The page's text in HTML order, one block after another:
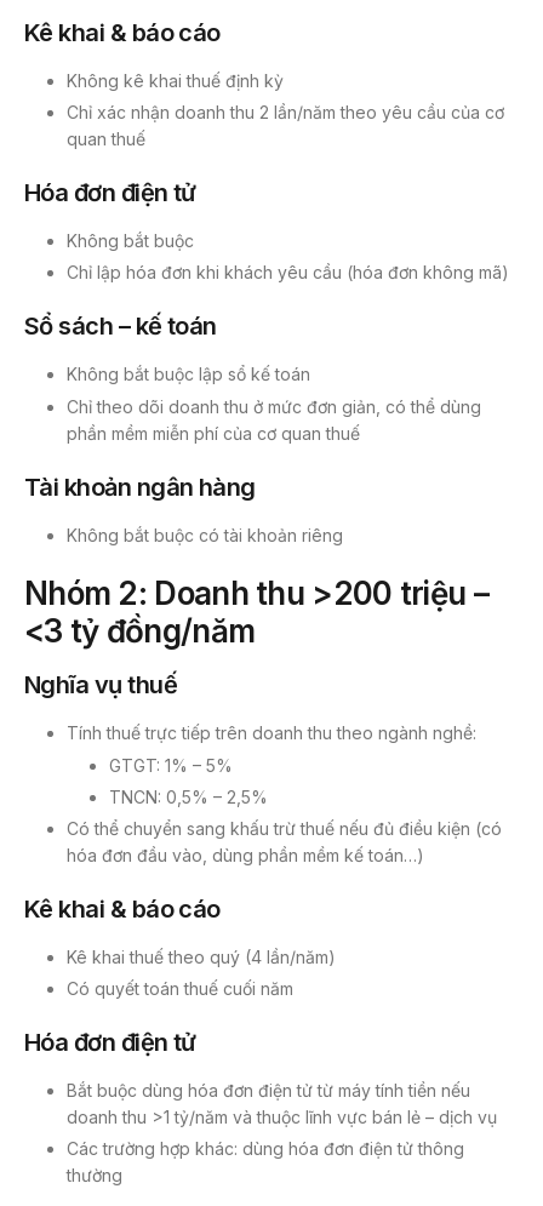
Kê khai & báo cáo
Không kê khai thuế định kỳ
Chỉ xác nhận doanh thu 2 lần/năm theo yêu cầu của cơ
quan thuế
Hóa đơn điện tử
Không bắt buộc
Chỉ lập hóa đơn khi khách yêu cầu (hóa đơn không mã)
Sổ sách – kế toán
Không bắt buộc lập sổ kế toán
Chỉ theo dõi doanh thu ở mức đơn giản, có thể dùng
phần mềm miễn phí của cơ quan thuế
Tài khoản ngân hàng
Không bắt buộc có tài khoản riêng
Nhóm 2: Doanh thu >200 triệu –
<3 tỷ đồng/năm
Nghĩa vụ thuế
Tính thuế trực tiếp trên doanh thu theo ngành nghề:
GTGT: 1% – 5%
TNCN: 0,5% – 2,5%
Có thể chuyển sang khấu trừ thuế nếu đủ điều kiện (có
hóa đơn đầu vào, dùng phần mềm kế toán…)
Kê khai & báo cáo
Kê khai thuế theo quý (4 lần/năm)
Có quyết toán thuế cuối năm
Hóa đơn điện tử
Bắt buộc dùng hóa đơn điện tử từ máy tính tiền nếu
doanh thu >1 tỷ/năm và thuộc lĩnh vực bán lẻ – dịch vụ
Các trường hợp khác: dùng hóa đơn điện tử thông
thường